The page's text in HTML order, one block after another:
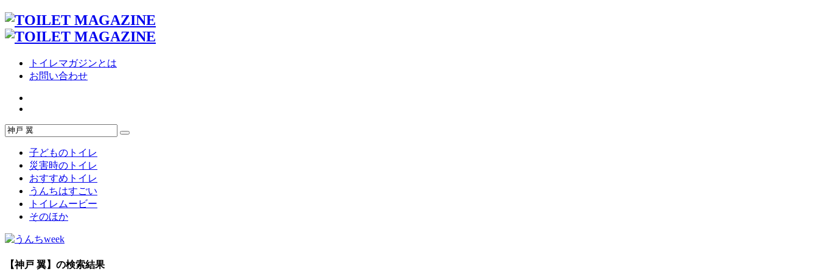
トイレマガジンとは
お問い合わせ
子どものトイレ
災害時のトイレ
おすすめトイレ
うんちはすごい
トイレムービー
そのほか
【神戸 翼】の検索結果